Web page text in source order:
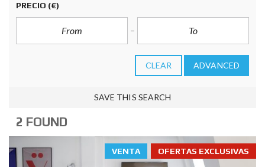
PRECIO (€)
CLEAR ADVANCED
SAVE THIS SEARCH
2 FOUND
OFERTAS EXCLUSIVAS
VENTA